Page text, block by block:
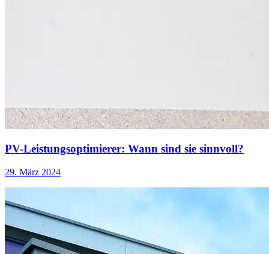
PV-Leistungsoptimierer: Wann sind sie sinnvoll?
29. März 2024